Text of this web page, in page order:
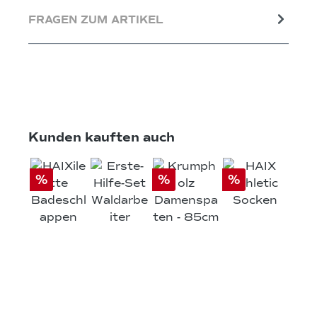
FRAGEN ZUM ARTIKEL
Produktgalerie überspringen
Kunden kauften auch
% % %